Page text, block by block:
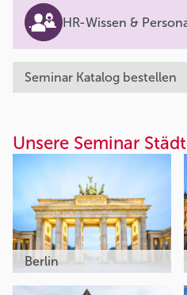
HR-Wissen &
Seminar Katalog bestellen
Unsere Seminar
Berlin